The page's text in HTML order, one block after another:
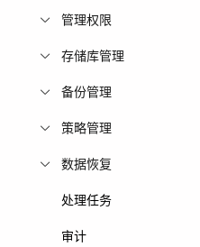
管理权限
存储库管理
备份管理
策略管理
数据恢复
处理任务
审计